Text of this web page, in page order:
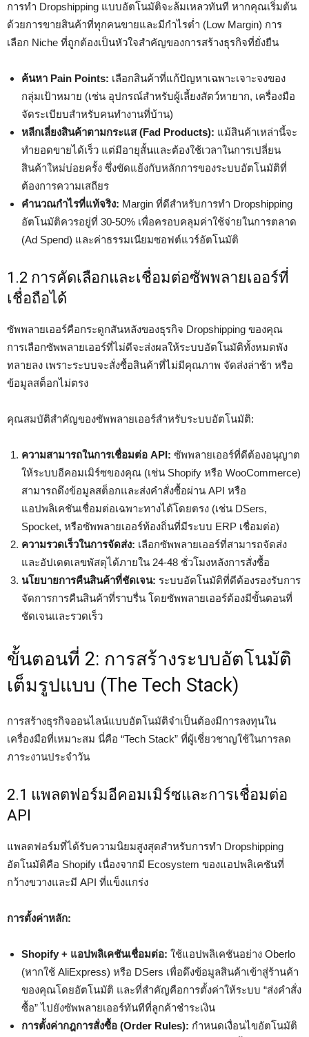
การทำ Dropshipping แบบอัตโนมัติจะล้มเหลวทันที หากคุณเริ่มต้น
ด้วยการขายสินค้าที่ทุกคนขายและมีกำไรต่ำ (Low Margin) การ
เลือก Niche ที่ถูกต้องเป็นหัวใจสำคัญของการสร้างธุรกิจที่ยั่งยืน
ค้นหา Pain Points: เลือกสินค้าที่แก้ปัญหาเฉพาะเจาะจงของ
กลุ่มเป้าหมาย (เช่น อุปกรณ์สำหรับผู้เลี้ยงสัตว์หายาก, เครื่องมือ
จัดระเบียบสำหรับคนทำงานที่บ้าน)
หลีกเลี่ยงสินค้าตามกระแส (Fad Products): แม้สินค้าเหล่านี้จะ
ทำยอดขายได้เร็ว แต่มีอายุสั้นและต้องใช้เวลาในการเปลี่ยน
สินค้าใหม่บ่อยครั้ง ซึ่งขัดแย้งกับหลักการของระบบอัตโนมัติที่
ต้องการความเสถียร
คำนวณกำไรที่แท้จริง: Margin ที่ดีสำหรับการทำ Dropshipping
อัตโนมัติควรอยู่ที่ 30-50% เพื่อครอบคลุมค่าใช้จ่ายในการตลาด
(Ad Spend) และค่าธรรมเนียมซอฟต์แวร์อัตโนมัติ
1.2 การคัดเลือกและเชื่อมต่อซัพพลายเออร์ที่
เชื่อถือได้
ซัพพลายเออร์คือกระดูกสันหลังของธุรกิจ Dropshipping ของคุณ
การเลือกซัพพลายเออร์ที่ไม่ดีจะส่งผลให้ระบบอัตโนมัติทั้งหมดพัง
ทลายลง เพราะระบบจะสั่งซื้อสินค้าที่ไม่มีคุณภาพ จัดส่งล่าช้า หรือ
ข้อมูลสต็อกไม่ตรง
คุณสมบัติสำคัญของซัพพลายเออร์สำหรับระบบอัตโนมัติ:
ความสามารถในการเชื่อมต่อ API: ซัพพลายเออร์ที่ดีต้องอนุญาต
ให้ระบบอีคอมเมิร์ซของคุณ (เช่น Shopify หรือ WooCommerce)
สามารถดึงข้อมูลสต็อกและส่งคำสั่งซื้อผ่าน API หรือ
แอปพลิเคชันเชื่อมต่อเฉพาะทางได้โดยตรง (เช่น DSers,
Spocket, หรือซัพพลายเออร์ท้องถิ่นที่มีระบบ ERP เชื่อมต่อ)
ความรวดเร็วในการจัดส่ง: เลือกซัพพลายเออร์ที่สามารถจัดส่ง
และอัปเดตเลขพัสดุได้ภายใน 24-48 ชั่วโมงหลังการสั่งซื้อ
นโยบายการคืนสินค้าที่ชัดเจน: ระบบอัตโนมัติที่ดีต้องรองรับการ
จัดการการคืนสินค้าที่ราบรื่น โดยซัพพลายเออร์ต้องมีขั้นตอนที่
ชัดเจนและรวดเร็ว
ขั้นตอนที่ 2: การสร้างระบบอัตโนมัติ
เต็มรูปแบบ (The Tech Stack)
การสร้างธุรกิจออนไลน์แบบอัตโนมัติจำเป็นต้องมีการลงทุนใน
เครื่องมือที่เหมาะสม นี่คือ “Tech Stack” ที่ผู้เชี่ยวชาญใช้ในการลด
ภาระงานประจำวัน
2.1 แพลตฟอร์มอีคอมเมิร์ซและการเชื่อมต่อ
API
แพลตฟอร์มที่ได้รับความนิยมสูงสุดสำหรับการทำ Dropshipping
อัตโนมัติคือ Shopify เนื่องจากมี Ecosystem ของแอปพลิเคชันที่
กว้างขวางและมี API ที่แข็งแกร่ง
การตั้งค่าหลัก:
Shopify + แอปพลิเคชันเชื่อมต่อ: ใช้แอปพลิเคชันอย่าง Oberlo
(หากใช้ AliExpress) หรือ DSers เพื่อดึงข้อมูลสินค้าเข้าสู่ร้านค้า
ของคุณโดยอัตโนมัติ และที่สำคัญคือการตั้งค่าให้ระบบ “ส่งคำสั่ง
ซื้อ” ไปยังซัพพลายเออร์ทันทีที่ลูกค้าชำระเงิน
การตั้งค่ากฎการสั่งซื้อ (Order Rules): กำหนดเงื่อนไขอัตโนมัติ